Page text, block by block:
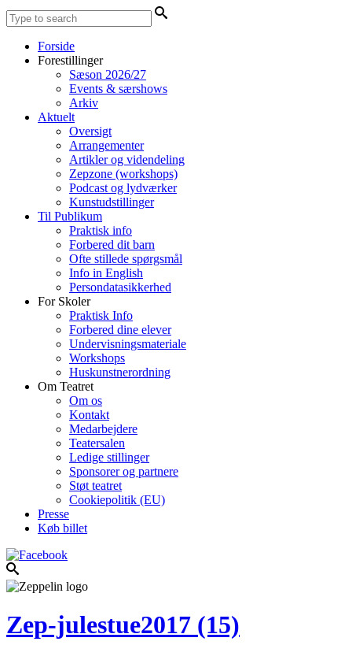
Forside
Forestillinger
Sæson 2026/27
Events & særshows
Arkiv
Aktuelt
Oversigt
Arrangementer
Artikler og videndeling
Zepzone (workshops)
Podcast og lydværker
Kunstudstillinger
Til Publikum
Praktisk info
Forbered dit barn
Ofte stillede spørgsmål
Info in English
Persondatasikkerhed
For Skoler
Praktisk Info
Forbered dine elever
Undervisningsmateriale
Workshops
Huskunstnerordning
Om Teatret
Om os
Kontakt
Medarbejdere
Teatersalen
Ledige stillinger
Sponsorer og partnere
Støt teatret
Cookiepolitik (EU)
Presse
Køb billet
Zep-julestue2017 (15)